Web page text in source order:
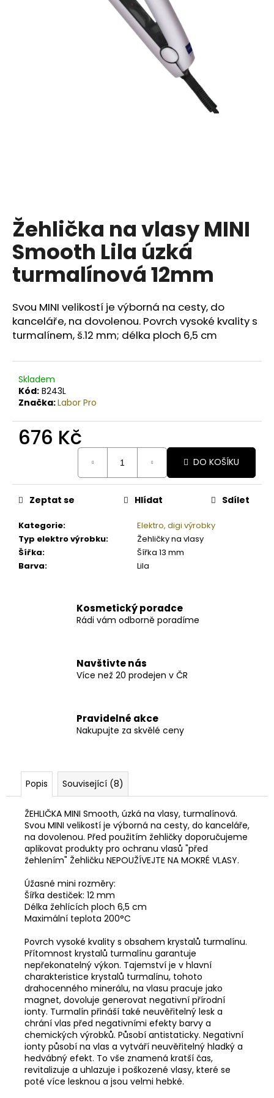
Žehlička na vlasy MINI
Smooth Lila úzká
turmalínová 12mm
Svou MINI velikostí je výborná na cesty, do
kanceláře, na dovolenou. Povrch vysoké kvality s
turmalínem, š.12 mm; délka ploch 6,5 cm
Skladem
Kód: B243L
Značka:Labor Pro
676 Kč
DO KOŠÍKU
Kategorie:
Elektro, digi výrobky
Typ elektro výrobku:
Žehličky na vlasy
Šířka:
Šířka 13 mm
Barva: Lila
Zeptat se Hlídat Sdílet
Kosmetický poradce
Rádi vám odborně poradíme
Navštivte nás
Více než 20 prodejen v ČR
Pravidelné akce
Nakupujte za skvělé ceny
Popis Související (8)
ŽEHLIČKA MINI Smooth, úzká na vlasy, turmalínová.
Svou MINI velikostí je výborná na cesty, do kanceláře,
na dovolenou. Před použitím žehličky doporučujeme
aplikovat produkty pro ochranu vlasů "před
žehlením" Žehličku NEPOUŽÍVEJTE NA MOKRÉ VLASY.
Úžasné mini rozměry:
Šířka destiček: 12 mm
Délka žehlících ploch 6,5 cm
Maximální teplota 200°C
Povrch vysoké kvality s obsahem krystalů turmalínu.
Přítomnost krystalů turmalínu garantuje
nepřekonatelný výkon. Tajemství je v hlavní
charakteristice krystalů turmalínu, tohoto
drahocenného minerálu, na vlasu pracuje jako
magnet, dovoluje generovat negativní přírodní
ionty. Turmalín přináší také neuvěřitelný lesk a
chrání vlas před negativními efekty barvy a
chemických výrobků. Působí antistaticky. Negativní
ionty působí na vlas a vytváří neuvěřitelný hladký a
hedvábný efekt. To vše znamená kratší čas,
revitalizuje a uhlazuje i poškozené vlasy, které se
poté více lesknou a jsou velmi hebké.
p
o
r
u
č
j
e
m
e
BODY
BY
SIMONA
ORGANICKÉ
RUČNĚ
VYRÁBĚNÉ
HEŘMÁNKEM
250ML
Kč